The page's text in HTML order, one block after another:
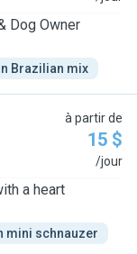
Dog Owner
Brazilian mix
à partir de
15 $
/jour
a heart
mini schnauzer